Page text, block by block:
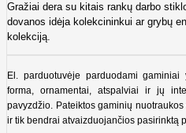
Gražiai dera su kitais rankų darbo
dovanos idėja kolekcininkui ar grybų
kolekciją.
El. parduotuvėje parduodami gaminiai
forma, ornamentai, atspalviai ir jų
pavyzdžio. Pateiktos gaminių
ir tik bendrai atvaizduojančios pasirinktą